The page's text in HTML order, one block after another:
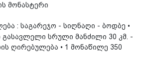
მონასტერი
: საგარეჯო - სიღნაღი - ბოდბე •
სრული მანძილი 30 კმ. -
ღირებულება • 1 მონაწილე 350